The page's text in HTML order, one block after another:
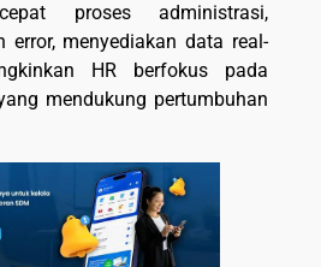
proses administrasi,
error, menyediakan data real-
HR berfokus pada
mendukung pertumbuhan